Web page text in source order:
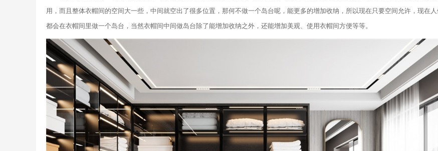
用，而且整体衣帽间的空间大一些，中间就空出了很多位置，那何不做一个岛台呢，能更多的增加收纳，所以现在只要空间允许，现在人
都会在衣帽间里做一个岛台，当然衣帽间中间做岛台除了能增加收纳之外，还能增加美观、使用衣帽间方便等等。